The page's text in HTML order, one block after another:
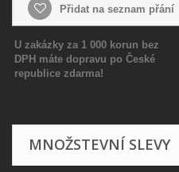
Přidat na seznam přání
U zakázky za 1 000 korun bez
DPH máte dopravu po České
republice zdarma!
MNOŽSTEVNÍ SLEVY